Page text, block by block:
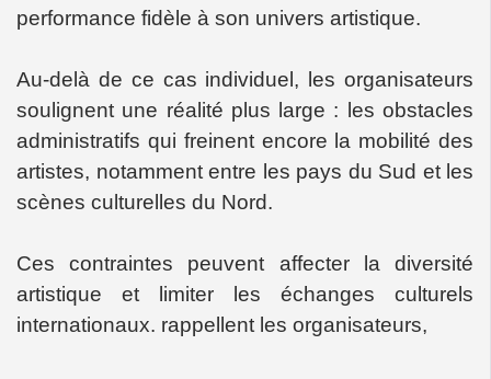
performance fidèle à son univers artistique.
Au-delà de ce cas individuel, les organisateurs
soulignent une réalité plus large : les obstacles
administratifs qui freinent encore la mobilité des
artistes, notamment entre les pays du Sud et les
scènes culturelles du Nord.
Ces contraintes peuvent affecter la diversité
artistique et limiter les échanges culturels
internationaux. rappellent les organisateurs,